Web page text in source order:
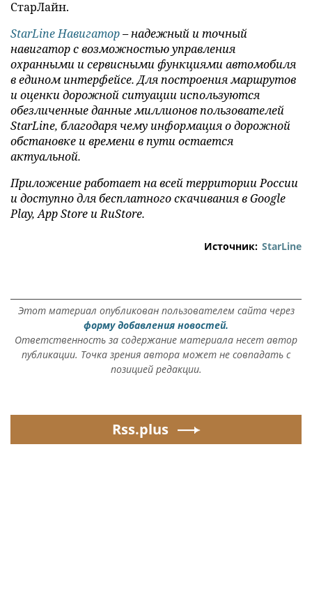
СтарЛайн.
StarLine Навигатор– надежный и точный
навигатор с возможностью управления
охранными и сервисными функциями автомобиля
в едином интерфейсе. Для построения маршрутов
и оценки дорожной ситуации используются
обезличенные данные миллионов пользователей
StarLine, благодаря чему информация о дорожной
обстановке и времени в пути остается
актуальной.
Приложение работает на всей территории России
и доступно для бесплатного скачивания в Google
Play, App Store и RuStore.
Источник: StarLine
Этот материал опубликован пользователем сайта через
форму добавления новостей.
Ответственность за содержание материала несет автор
публикации. Точка зрения автора может не совпадать с
позицией редакции.
Rss.plus